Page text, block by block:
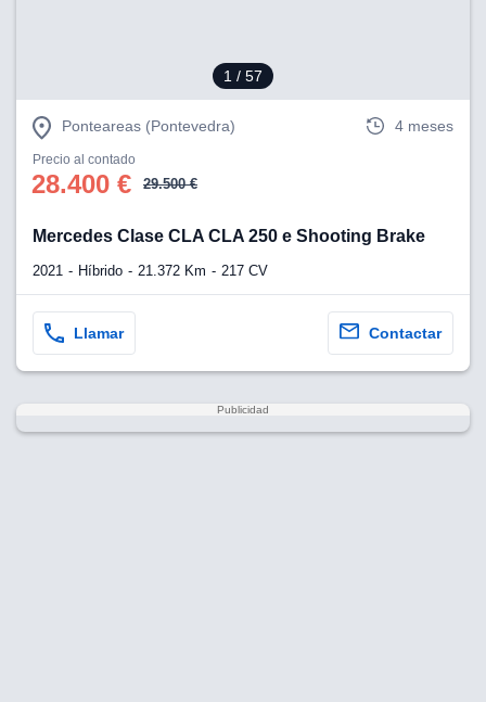
1 / 57
Ponteareas (Pontevedra) 4 meses
Precio al contado
28.400 € 29.500 €
Mercedes Clase CLA CLA 250 e Shooting Brake
2021 Híbrido 21.372 Km 217 CV
Llamar Contactar